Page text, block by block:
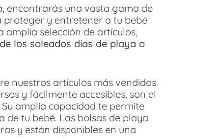
encontrarás una vasta gama de
proteger y entretener a tu bebé
selección de artículos,
los soleados días de playa o
nuestros artículos más vendidos.
y fácilmente accesibles, son el
amplia capacidad te permite
de tu bebé. Las bolsas de playa
y están disponibles en una